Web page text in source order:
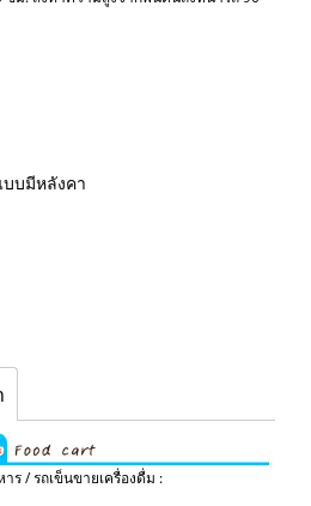
บมีหลังคา
ร / รถเข็นขายเครื่องดื่ม :